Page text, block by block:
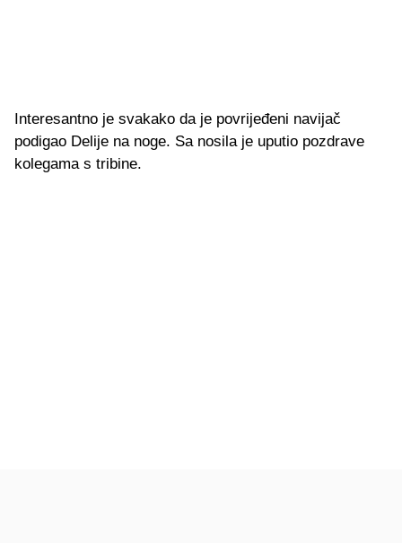
Interesantno je svakako da je povrijeđeni navijač
podigao Delije na noge. Sa nosila je uputio pozdrave
kolegama s tribine.